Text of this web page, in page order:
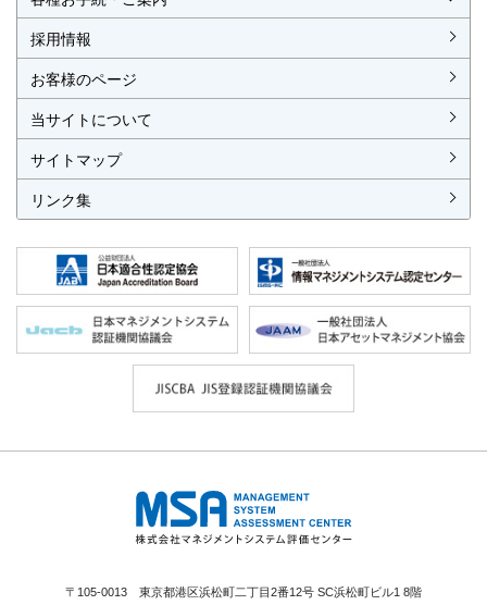
採用情報
お客様のページ
当サイトについて
サイトマップ
リンク集
〒105-0013 東京都港区浜松町二丁目2番12号 SC浜松町ビル1 8階